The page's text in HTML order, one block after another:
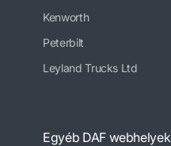
Kenworth
Peterbilt
Leyland Trucks Ltd
Egyéb DAF webhelyek